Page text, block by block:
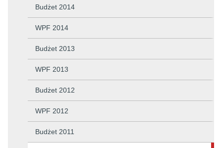
Budżet 2014
WPF 2014
Budżet 2013
WPF 2013
Budżet 2012
WPF 2012
Budżet 2011